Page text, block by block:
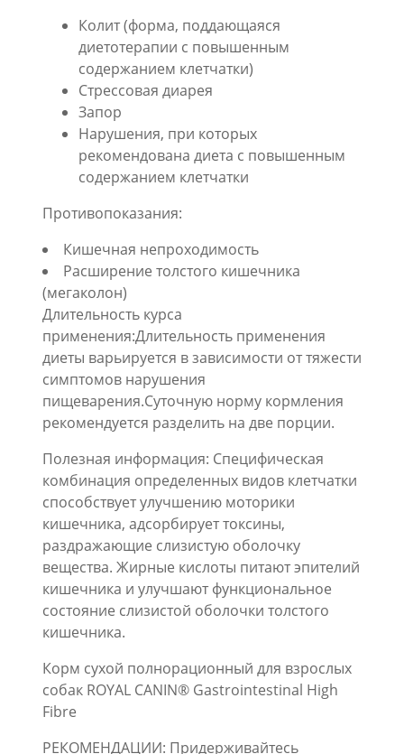
Колит (форма, поддающаяся
диетотерапии с повышенным
содержанием клетчатки)
Стрессовая диарея
Запор
Нарушения, при которых
рекомендована диета с повышенным
содержанием клетчатки
Противопоказания:
Кишечная непроходимость
Расширение толстого кишечника
(мегаколон)
Длительность курса
применения:Длительность применения
диеты варьируется в зависимости от тяжести
симптомов нарушения
пищеварения.Суточную норму кормления
рекомендуется разделить на две порции.
Полезная информация: Специфическая
комбинация определенных видов клетчатки
способствует улучшению моторики
кишечника, адсорбирует токсины,
раздражающие слизистую оболочку
вещества. Жирные кислоты питают эпителий
кишечника и улучшают функциональное
состояние слизистой оболочки толстого
кишечника.
Корм сухой полнорационный для взрослых
собак ROYAL CANIN® Gastrointestinal High
Fibre
РЕКОМЕНДАЦИИ: Придерживайтесь